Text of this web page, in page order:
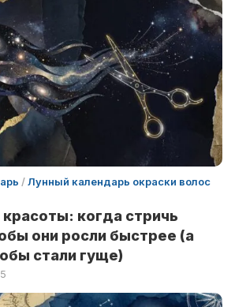
/Лунный календарь окраски волос
когда стричь
они росли быстрее (а
стали гуще)